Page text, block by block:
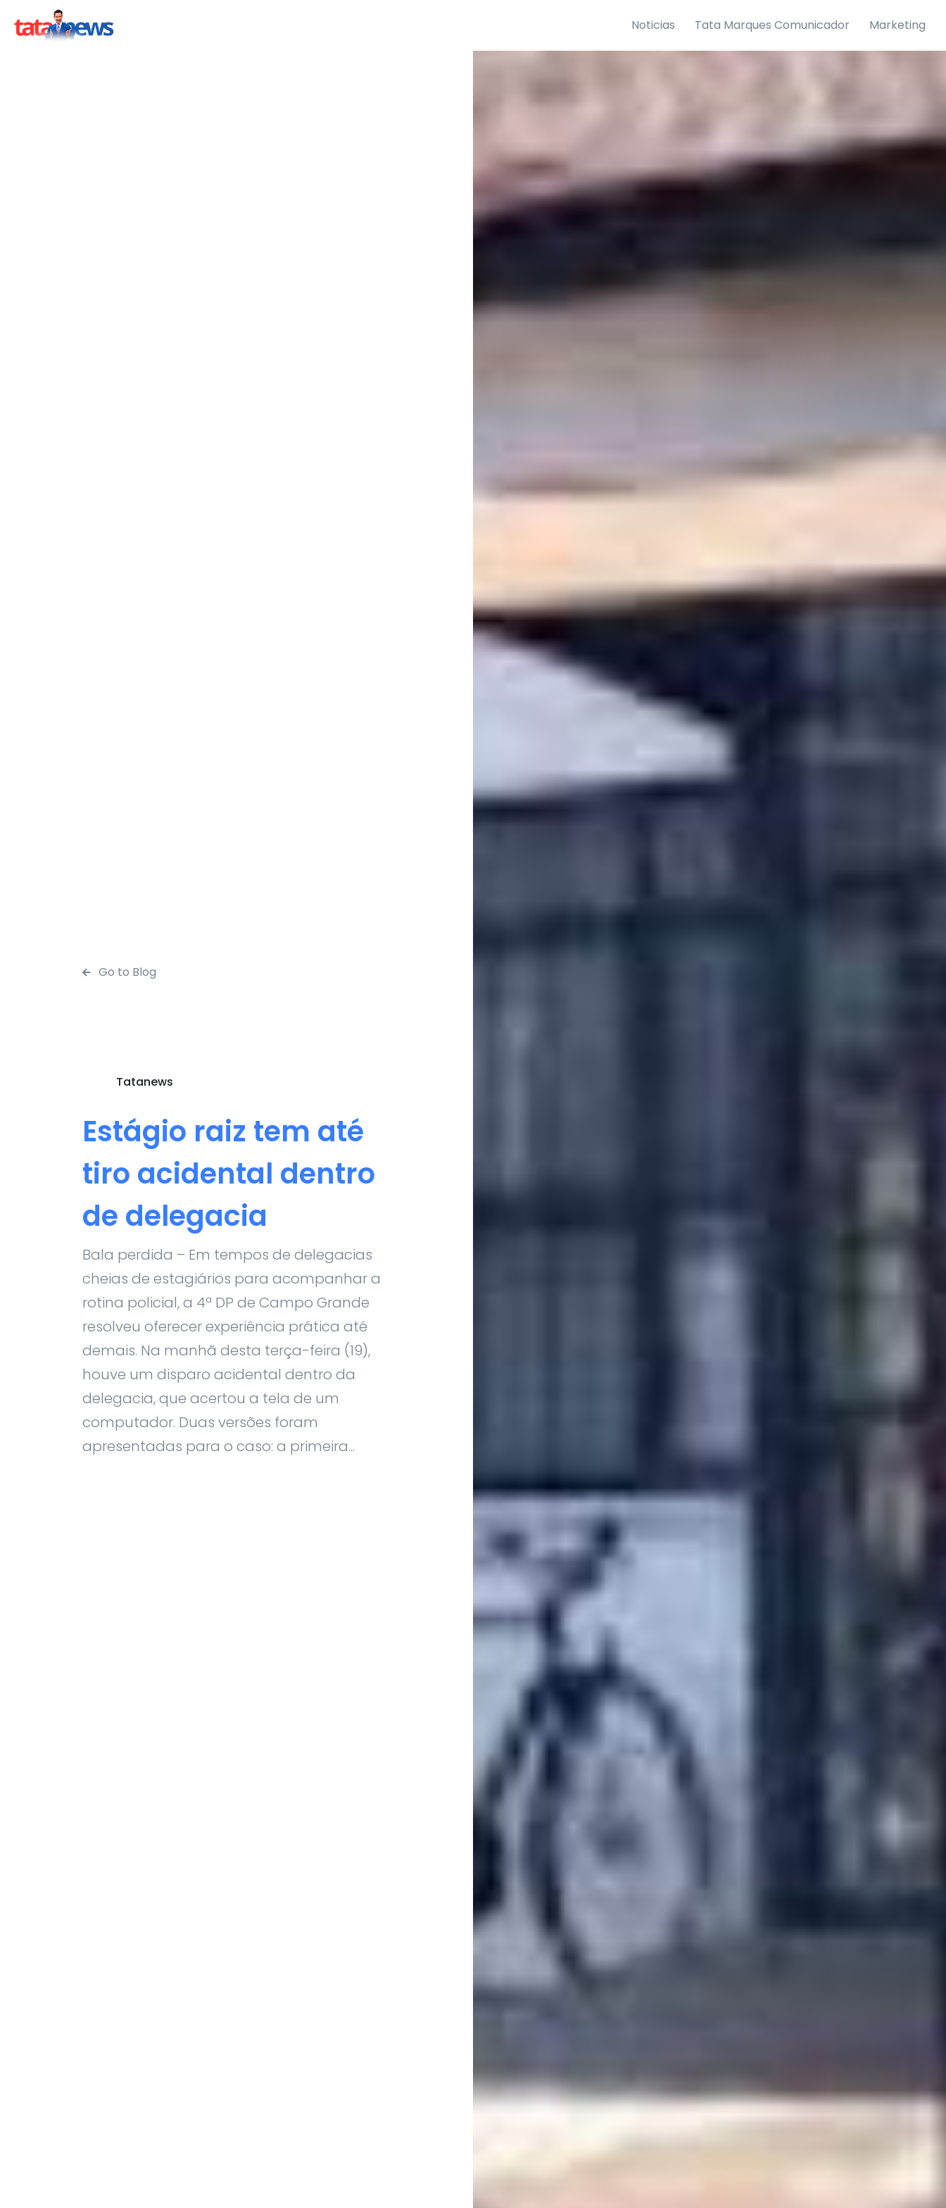
Noticias Tata Marques Comunicador Marketing
Go to Blog
Tatanews
Estágio raiz tem até
tiro acidental dentro
de delegacia
Bala perdida – Em tempos de delegacias
cheias de estagiários para acompanhar a
rotina policial, a 4ª DP de Campo Grande
resolveu oferecer experiência prática até
demais. Na manhã desta terça-feira (19),
houve um disparo acidental dentro da
delegacia, que acertou a tela de um
computador. Duas versões foram
apresentadas para o caso: a primeira...